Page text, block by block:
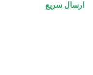
ارسال سریع